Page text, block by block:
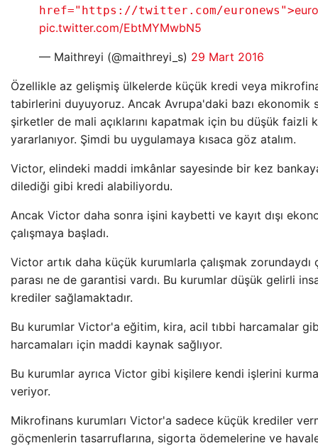
href="https://twitter.com/euronews">
pic.twitter.com/EbtMYMwbN5
— Maithreyi (@maithreyi_s) 29 Mart 2016
Özellikle az gelişmiş ülkelerde küçük kredi veya
tabirlerini duyuyoruz. Ancak Avrupa'daki bazı ekonomik
şirketler de mali açıklarını kapatmak için bu düşük faizli
yararlanıyor. Şimdi bu uygulamaya kısaca göz atalım.
Victor, elindeki maddi imkânlar sayesinde bir kez
dilediği gibi kredi alabiliyordu.
Ancak Victor daha sonra işini kaybetti ve kayıt dışı
çalışmaya başladı.
Victor artık daha küçük kurumlarla çalışmak zorundaydı
parası ne de garantisi vardı. Bu kurumlar düşük gelirli
krediler sağlamaktadır.
Bu kurumlar Victor'a eğitim, kira, acil tıbbi harcamalar
harcamaları için maddi kaynak sağlıyor.
Bu kurumlar ayrıca Victor gibi kişilere kendi işlerini
veriyor.
Mikrofinans kurumları Victor'a sadece küçük krediler
göçmenlerin tasarruflarına, sigorta ödemelerine ve